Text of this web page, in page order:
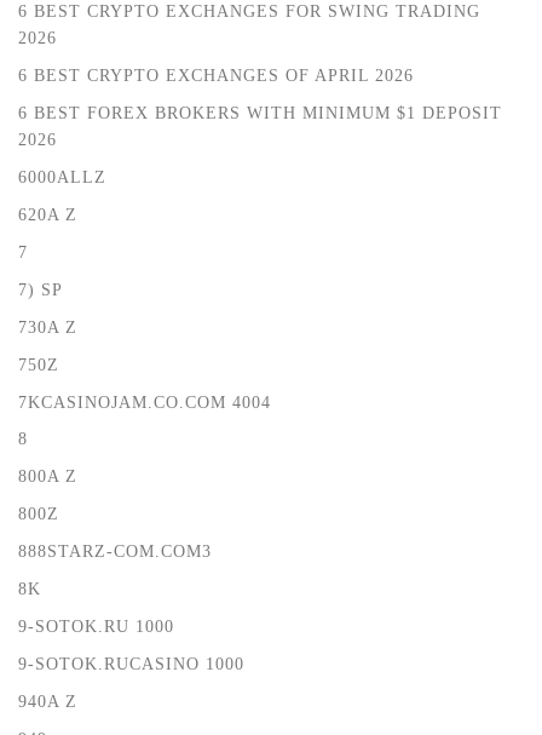
6 BEST CRYPTO EXCHANGES FOR SWING TRADING
2026
6 BEST CRYPTO EXCHANGES OF APRIL 2026
6 BEST FOREX BROKERS WITH MINIMUM $1 DEPOSIT ️
2026
6000ALLZ
620A Z
7
7) SP
730A Z
750Z
7KCASINOJAM.CO.COM 4004
8
800A Z
800Z
888STARZ-COM.COM3
8K
9-SOTOK.RU 1000
9-SOTOK.RUCASINO 1000
940A Z